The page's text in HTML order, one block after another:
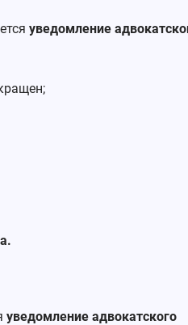
уведомление
уведомление адвокатского